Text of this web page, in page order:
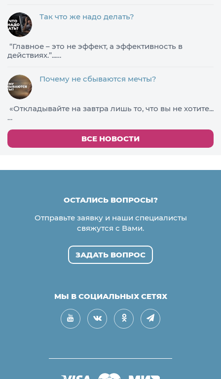
Так что же надо делать?
​“Главное – это не эффект, а эффективность в
действиях.”...…
Почему не сбываются мечты?
«Откладывайте на завтра лишь то, что вы не хотите...
…
ВСЕ НОВОСТИ
ОСТАЛИСЬ ВОПРОСЫ?
Отправьте заявку и наши специалисты
свяжутся с Вами.
ЗАДАТЬ ВОПРОС
МЫ В СОЦИАЛЬНЫХ СЕТЯХ